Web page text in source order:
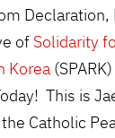
Declaration,
of Solidarity
Korea
This is
Catholic